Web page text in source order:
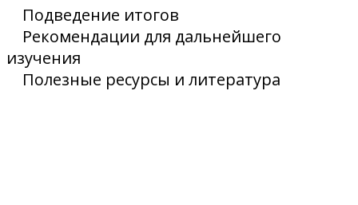
Подведение итогов
Рекомендации для дальнейшего
изучения
Полезные ресурсы и литература